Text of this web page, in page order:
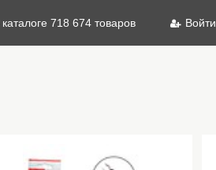
718 674 товаров Войти